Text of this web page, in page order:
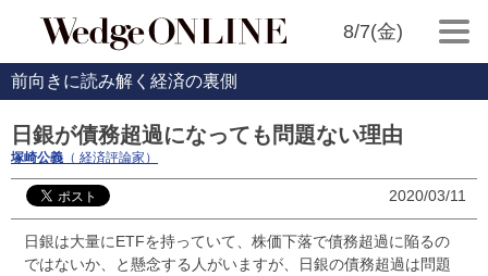
8/7(金)
前向きに読み解く経済の裏側
日銀が債務超過になっても問題ない理由
塚崎公義 （ 経済評論家）
2020/03/11
日銀は大量にETFを持っていて、株価下落で債務超過に陥るの
ではないか、と懸念する人がいますが、日銀の債務超過は問題